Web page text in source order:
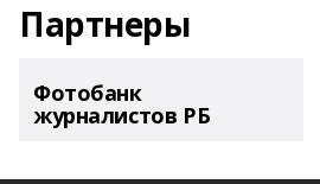
Партнеры
Фотобанк
журналистов РБ